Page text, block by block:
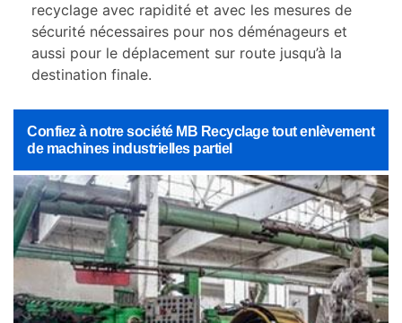
Confiez à notre société MB Recyclage tout enlèvement
de machines industrielles partiel
recyclage avec rapidité et avec les mesures de
sécurité nécessaires pour nos déménageurs et
aussi pour le déplacement sur route jusqu’à la
destination finale.